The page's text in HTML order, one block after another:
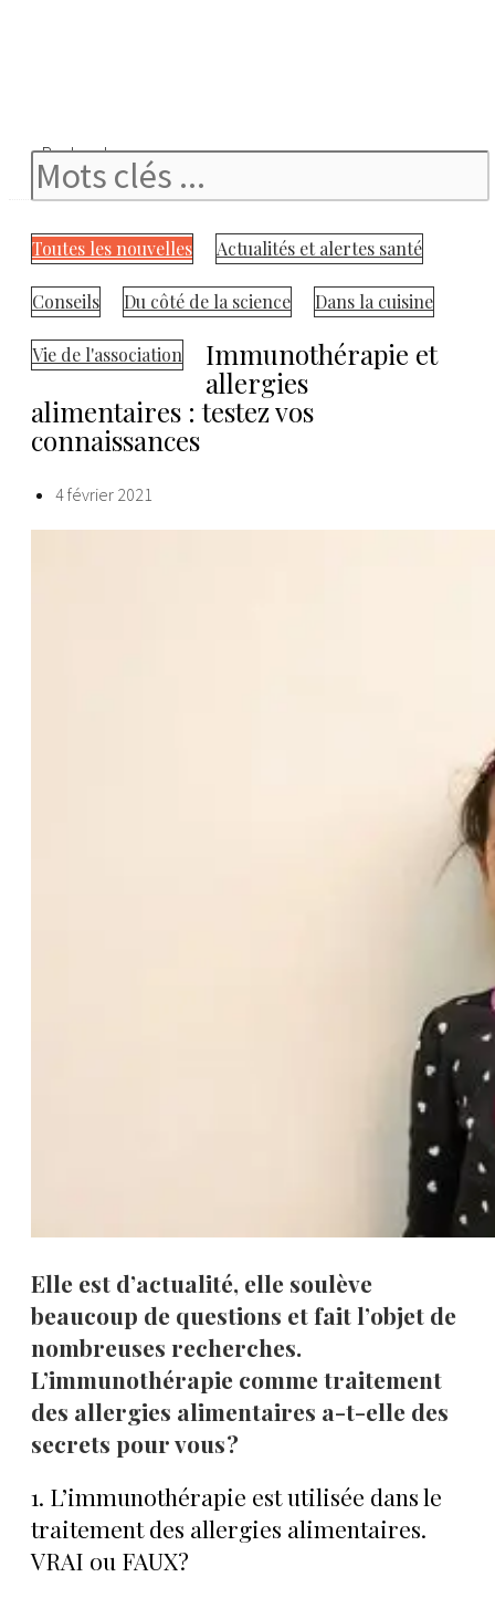
Rechercher
Toutes les nouvelles Actualités et alertes santé
Conseils Du côté de la science Dans la cuisine
Vie de l'association
Immunothérapie et
allergies
alimentaires : testez vos
connaissances
4 février 2021
Elle est d’actualité, elle soulève
beaucoup de questions et fait l’objet de
nombreuses recherches.
L’immunothérapie comme traitement
des allergies alimentaires a-t-elle des
secrets pour vous ?
1. L’immunothérapie est utilisée dans le
traitement des allergies alimentaires.
VRAI ou FAUX?